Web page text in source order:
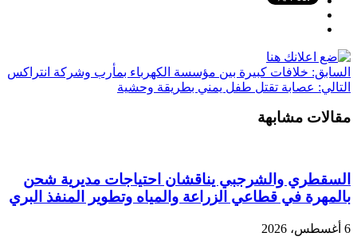
السابق: خلافات كبيرة بين مؤسسة الكهرباء بمأرب وشركة انتراكس
التالي: عصابة تقتل طفل يمني بطريقة وحشية
مقالات مشابهة
السقطري والشرجبي يناقشان احتياجات مديرية شحن
بالمهرة في قطاعي الزراعة والمياه وتطوير المنفذ البري
6 أغسطس، 2026